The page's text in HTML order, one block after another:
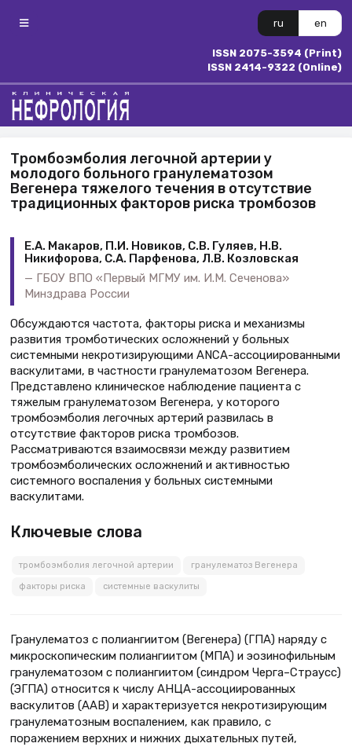
ru en
ISSN 2075-3594 (Print)
ISSN 2414-9322 (Online)
Тромбоэмболия легочной артерии у
молодого больного гранулематозом
Вегенера тяжелого течения в отсутствие
традиционных факторов риска тромбозов
Е.А. Макаров, П.И. Новиков, С.В. Гуляев, Н.В.
Никифорова, С.А. Парфенова, Л.В. Козловская
ГБОУ ВПО «Первый МГМУ им. И.М. Сеченова»
Минздрава России
Обсуждаются частота, факторы риска и механизмы
развития тромботических осложнений у больных
системными некротизирующими ANCA-ассоциированными
васкулитами, в частности гранулематозом Вегенера.
Представлено клиническое наблюдение пациента с
тяжелым гранулематозом Вегенера, у которого
тромбоэмболия легочных артерий развилась в
отсутствие факторов риска тромбозов.
Рассматриваются взаимосвязи между развитием
тромбоэмболических осложнений и активностью
системного воспаления у больных системными
васкулитами.
Ключевые слова
тромбоэмболия легочной артерии гранулематоз Вегенера
факторы риска системные васкулиты
Гранулематоз с полиангиитом (Вегенера) (ГПА) наряду с
микроскопическим полиангиитом (МПА) и эозинофильным
гранулематозом с полиангиитом (синдром Черга–Страусс)
(ЭГПА) относится к числу АНЦА-ассоциированных
васкулитов (ААВ) и характеризуется некротизирующим
гранулематозным воспалением, как правило, с
поражением верхних и нижних дыхательных путей,